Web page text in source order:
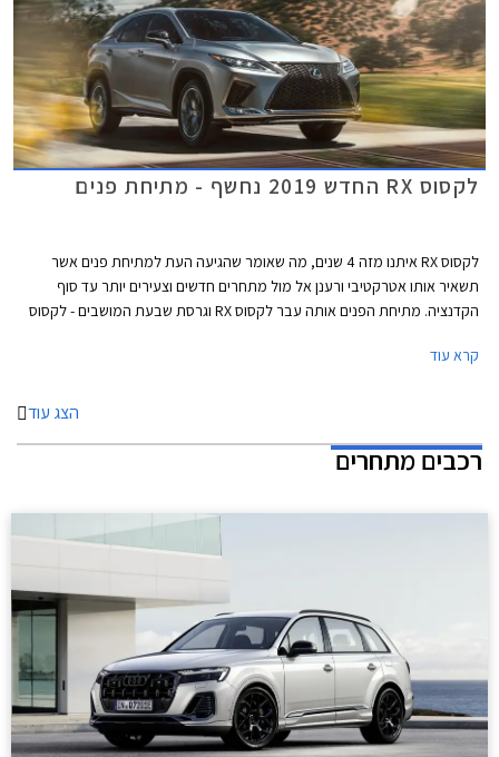
לקסוס RX החדש 2019 נחשף - מתיחת פנים
לקסוס RX איתנו מזה 4 שנים, מה שאומר שהגיעה העת למתיחת פנים אשר
תשאיר אותו אטרקטיבי ורענן אל מול מתחרים חדשים וצעירים יותר עד סוף
הקדנציה. מתיחת הפנים אותה עבר לקסוס RX וגרסת שבעת המושבים - לקסוס
ואופציה לחבילת F SPORT.
קרא עוד
הצג עוד
רכבים מתחרים